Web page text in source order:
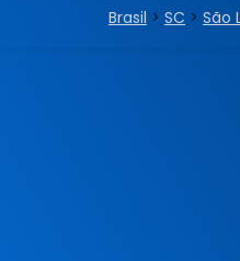
Brasil > SC > São